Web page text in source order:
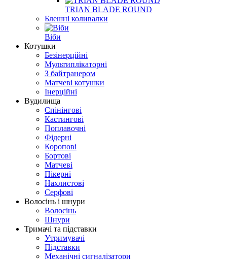
TRIAN BLADE ROUND
Блешні коливалки
Віби
Котушки
Безінерційні
Мультиплікаторні
З байтранером
Матчеві котушки
Інерційні
Вудилища
Спінінгові
Кастингові
Поплавочні
Фідерні
Коропові
Бортові
Матчеві
Пікерні
Нахлистові
Серфові
Волосінь і шнури
Волосінь
Шнури
Тримачі та підставки
Утримувачі
Підставки
Механічні сигналізатори